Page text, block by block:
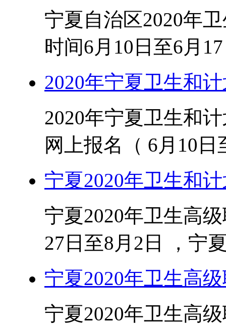
宁夏自治区2020年
时间6月10日至6月
2020年宁夏卫生和
2020年宁夏卫生和
网上报名（ 6月10
宁夏2020年卫生和
宁夏2020年卫生高
27日至8月2日 ，宁
宁夏2020年卫生高
宁夏2020年卫生高